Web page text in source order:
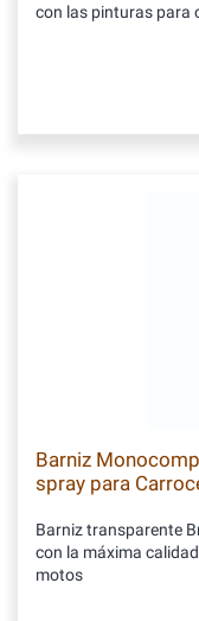
con las pinturas para
Barniz
spray para
Barniz transparente
con la máxima
motos